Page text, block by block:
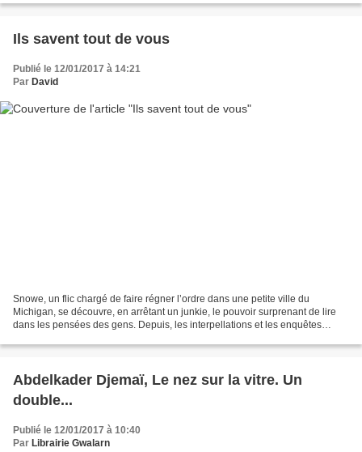
Ils savent tout de vous
Publié le 12/01/2017 à 14:21
Par David
Snowe, un flic chargé de faire régner l’ordre dans une petite ville du
Michigan, se découvre, en arrêtant un junkie, le pouvoir surprenant de lire
dans les pensées des gens. Depuis, les interpellations et les enquêtes
Abdelkader Djemaï, Le nez sur la vitre. Un
double...
Publié le 12/01/2017 à 10:40
Par Librairie Gwalarn